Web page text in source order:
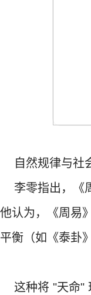
自然规律与社
李零指出，《
他认为，《周易
平衡（如《泰卦
这种将 "天命"